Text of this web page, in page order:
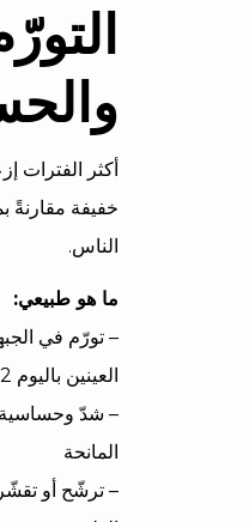
أكثر الفترات
خفيفة مقارنةً
الناس.
ما هو طبيعي:
– تورّم في
العينين باليوم 2–3
– شدّ
المانحة
– ترشّح أو